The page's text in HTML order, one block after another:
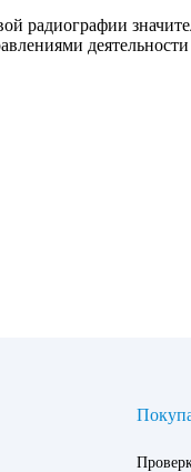
радиографии